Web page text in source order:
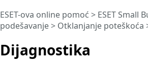
Dijagnostika
ESET-ova online pomoć > ESET Small
podešavanje> Otklanjanje poteškoća